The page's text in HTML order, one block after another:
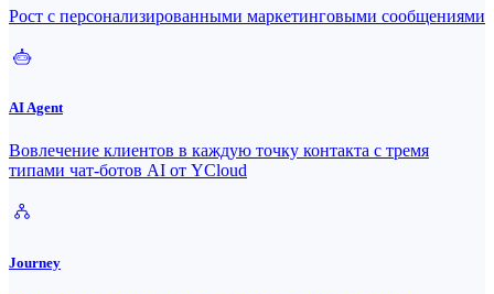
Рост с персонализированными маркетинговыми сообщениями
AI Agent
Вовлечение клиентов в каждую точку контакта с тремя
типами чат-ботов AI от YCloud
Journey